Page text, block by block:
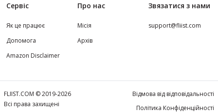
Сервіс
Як це працює
Допомога
Amazon Disclaimer
Про нас
Місія
Архів
Звязатися з нами
support@fliist.com
FLIIST.COM © 2019-2026
Всі права захищені
Відмова від відповідальності
Політика Конфіденційності